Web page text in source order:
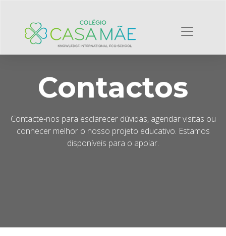
Contactos
Contacte-nos para esclarecer dúvidas, agendar visitas ou
conhecer melhor o nosso projeto educativo. Estamos
disponíveis para o apoiar.